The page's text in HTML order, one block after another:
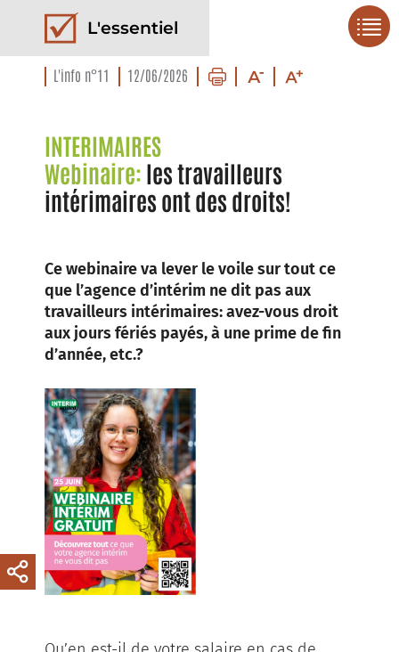
L'essentiel
L'info n°11 12/06/2026
INTERIMAIRES
Webinaire: les travailleurs
intérimaires ont des droits!
Ce webinaire va lever le voile sur tout ce
que l’agence d’intérim ne dit pas aux
travailleurs intérimaires: avez-vous droit
aux jours fériés payés, à une prime de fin
d’année, etc.?